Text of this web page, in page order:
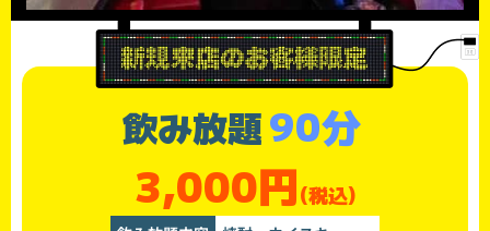
飲み放題90分
3,000円(税込)